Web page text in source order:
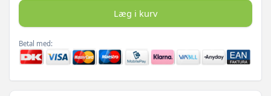
Læg i kurv
Betal med: